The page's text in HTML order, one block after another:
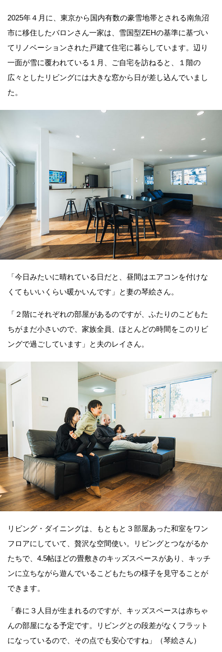
2025年４月に、東京から国内有数の豪雪地帯とされる南魚沼
市に移住したバロンさん一家は、雪国型ZEHの基準に基づい
てリノベーションされた戸建て住宅に暮らしています。辺り
一面が雪に覆われている１月、ご自宅を訪ねると、１階の
広々としたリビングには大きな窓から日が差し込んでいまし
た。
「今日みたいに晴れている日だと、昼間はエアコンを付けな
くてもいいくらい暖かいんです」と妻の琴絵さん。
「２階にそれぞれの部屋があるのですが、ふたりのこどもた
ちがまだ小さいので、家族全員、ほとんどの時間をこのリビ
ングで過ごしています」と夫のレイさん。
リビング・ダイニングは、もともと３部屋あった和室をワン
フロアにしていて、贅沢な空間使い。リビングとつながるか
たちで、4.5帖ほどの畳敷きのキッズスペースがあり、キッチ
ンに立ちながら遊んでいるこどもたちの様子を見守ることが
できます。
「春に３人目が生まれるのですが、キッズスペースは赤ちゃ
んの部屋になる予定です。リビングとの段差がなくフラット
になっているので、その点でも安心ですね」（琴絵さん）